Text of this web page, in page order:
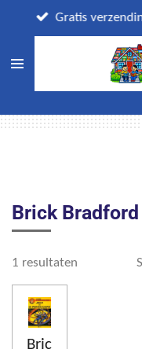
direct
naar
Gratis
Brick Bradford
1 resultaten
Bric